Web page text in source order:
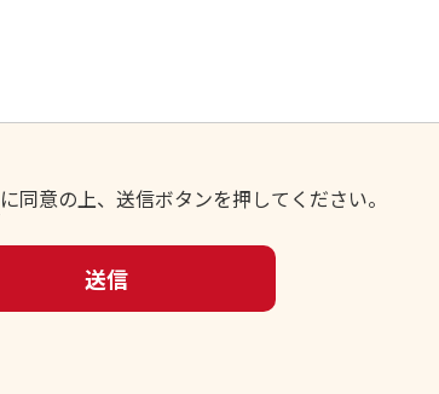
に同意の上、送信ボタンを押してください。